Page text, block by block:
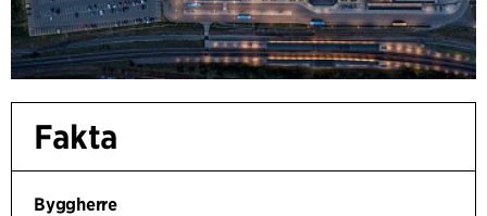
Fakta
Byggherre